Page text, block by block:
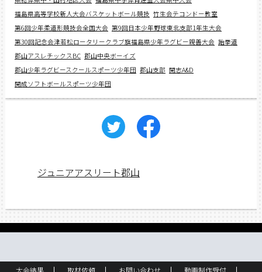
福島県高等学校新人大会バスケットボール競技 竹生会テコンドー教室
第6回少年柔道形競技会全国大会 第9回日本少年野球東北支部1年生大会
第30回記念会津若松ロータリークラブ旗福島県少年ラグビー親善大会 跆拳道
郡山アスレチックスBC 郡山中央ボーイズ
郡山少年ラグビースクールスポーツ少年団 郡山支部 開志A&D
開成ソフトボールスポーツ少年団
ジュニアアスリート郡山